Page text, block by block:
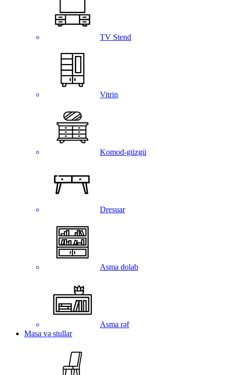
TV Stend
Vitrin
Komod-güzgü
Dresuar
Asma dolab
Asma rəf
Masa və stullar